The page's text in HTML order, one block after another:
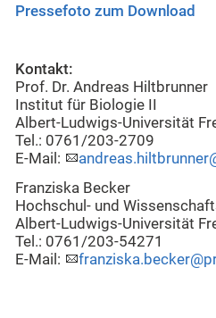
Pressefoto zum Download
Kontakt:
Prof. Dr. Andreas Hiltbrunner
Institut für Biologie II
Albert-Ludwigs-Universität
Tel.: 0761/203-2709
E-Mail:
Franziska Becker
Hochschul- und
Albert-Ludwigs-Universität
Tel.: 0761/203-54271
E-Mail: